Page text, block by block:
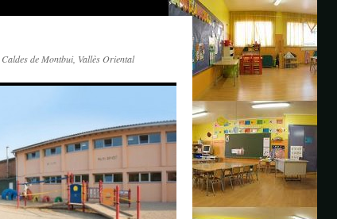
Caldes de Montbui, Vallès Oriental